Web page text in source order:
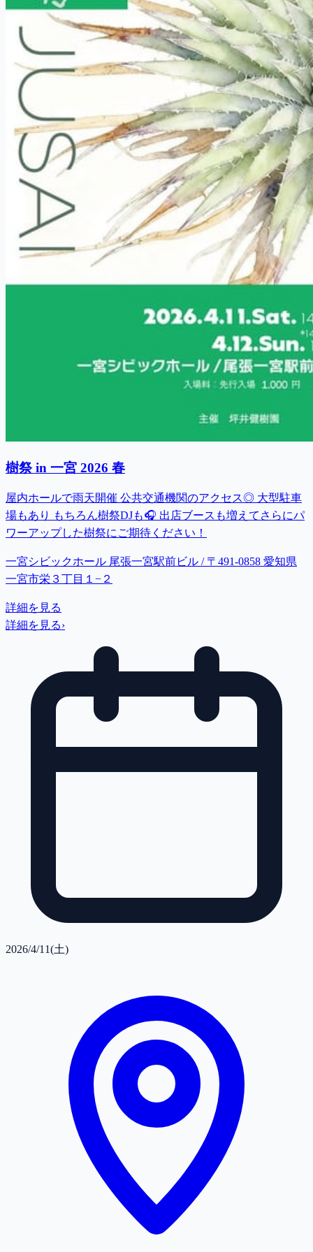
樹祭 in 一宮 2026 春
屋内ホールで雨天開催 公共交通機関のアクセス◎ 大型駐車
場もあり もちろん樹祭DJも🎧 出店ブースも増えてさらにパ
ワーアップした樹祭にご期待ください！
一宮シビックホール 尾張一宮駅前ビル / 〒491-0858 愛知県
一宮市栄３丁目１−２
詳細を見る
詳細を見る›
2026/4/11(土)